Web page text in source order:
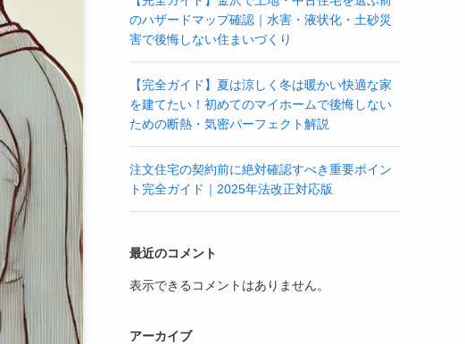
のハザードマップ確認｜水害・液状化・土砂災
害で後悔しない住まいづくり
【完全ガイド】夏は涼しく冬は暖かい快適な家
を建てたい！初めてのマイホームで後悔しない
ための断熱・気密パーフェクト解説
注文住宅の契約前に絶対確認すべき重要ポイン
ト完全ガイド｜2025年法改正対応版
最近のコメント
表示できるコメントはありません。
アーカイブ